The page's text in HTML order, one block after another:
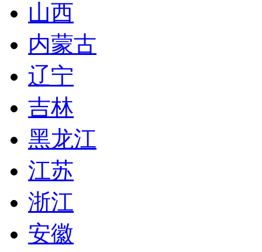
山西
内蒙古
辽宁
吉林
黑龙江
江苏
浙江
安徽